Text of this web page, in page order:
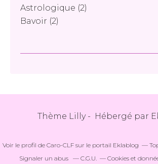
Astrologique (2)
Bavoir (2)
Thème Lilly - Hébergé par
Voir le profil de Caro-CLFsur le portail Eklablog
Signaler un abus
C.G.U. Cookies et